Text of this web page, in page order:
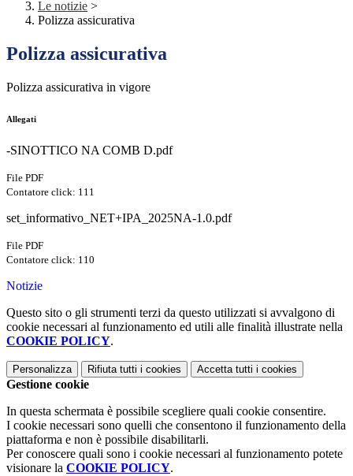
Le notizie >
Polizza assicurativa
Polizza assicurativa
Polizza assicurativa in vigore
Allegati
-SINOTTICO NA COMB D.pdf
File PDF
Contatore click: 111
set_informativo_NET+IPA_2025NA-1.0.pdf
File PDF
Contatore click: 110
Notizie
Questo sito o gli strumenti terzi da questo utilizzati si avvalgono di
cookie necessari al funzionamento ed utili alle finalità illustrate nella
COOKIE POLICY.
Personalizza Rifiuta tutti i cookies Accetta tutti i cookies
Gestione cookie
In questa schermata è possibile scegliere quali cookie consentire.
I cookie necessari sono quelli che consentono il funzionamento della
piattaforma e non è possibile disabilitarli.
Per conoscere quali sono i cookie necessari al funzionamento potete
visionare la COOKIE POLICY.